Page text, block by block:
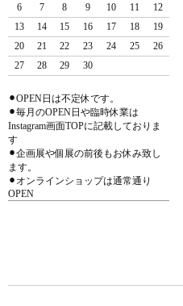
6
7 8 9 10 11
12
13
14 15 16 17 18
19
20
21 22 23 24 25
26
27
28 29 30
⚫︎OPEN日は不定休です。
⚫︎毎月のOPEN日や臨時休業は
Instagram画面TOPに記載しておりま
す
⚫︎企画展や個展の前後もお休み致し
ます。
⚫︎オンラインショップは通常通り
OPEN